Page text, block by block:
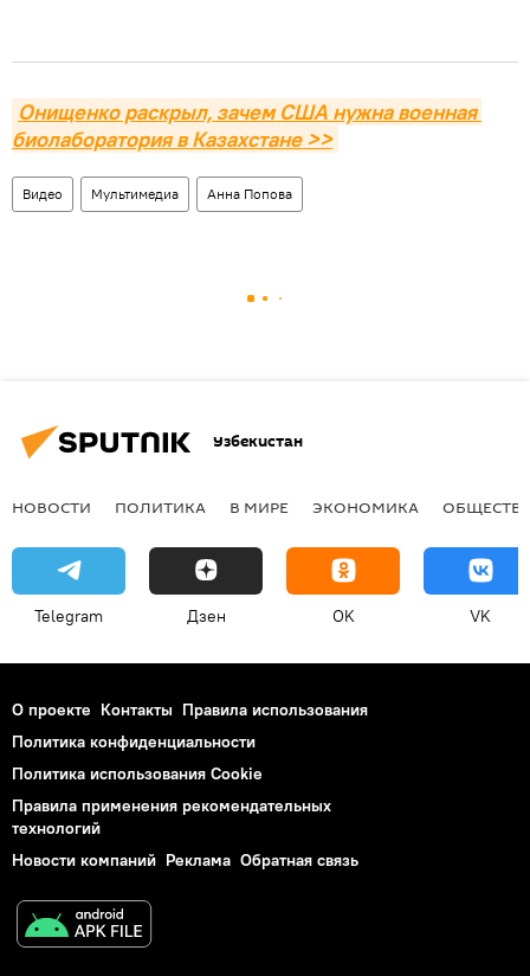
Онищенко раскрыл, зачем США нужна военная
биолаборатория в Казахстане >>
Видео Мультимедиа Анна Попова
Узбекистан
НОВОСТИ ПОЛИТИКА В МИРЕ ЭКОНОМИКА
Telegram Дзен OK VK
О проекте Контакты Правила использования
Политика конфиденциальности
Политика использования Cookie
Правила применения рекомендательных
технологий
Новости компаний Реклама Обратная связь